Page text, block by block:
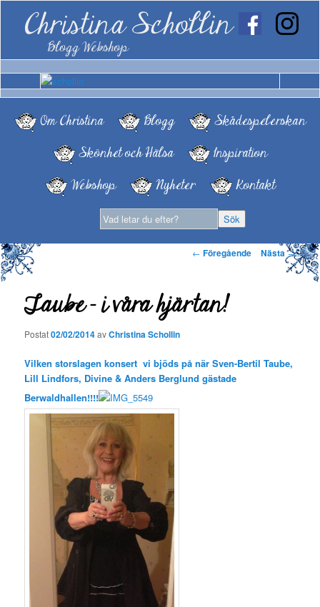
Christina Schollin
Blogg Webshop
Om Christina Blogg
Skådespelerskan
Skönhet och Hälsa
Inspiration
Webshop
Nyheter Kontakt
Inläggsnavigering
← Föregående Nästa→
Taube – i våra hjärtan!
Postat02/02/2014avChristina Schollin
Vilken storslagen konsert vi bjöds på när Sven-Bertil Taube,
Lill Lindfors, Divine & Anders Berglund gästade
Berwaldhallen!!!!